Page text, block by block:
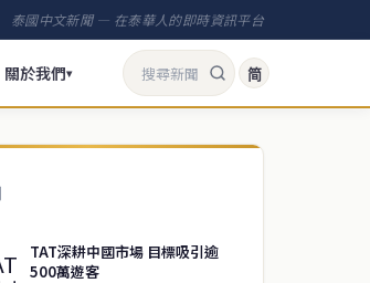
泰國中文新聞 — 在泰華人的即時資訊平台
關於我們▾ 简
TAT深耕中國市場 目標吸引逾
500萬遊客